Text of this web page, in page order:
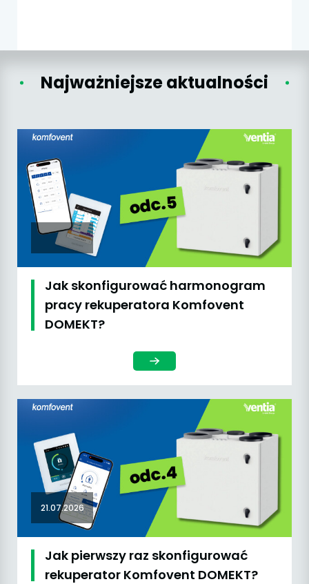
Najważniejsze aktualności
Jak skonfigurować harmonogram
pracy rekuperatora Komfovent
DOMEKT?
21.07.2026
Jak pierwszy raz skonfigurować
rekuperator Komfovent DOMEKT?